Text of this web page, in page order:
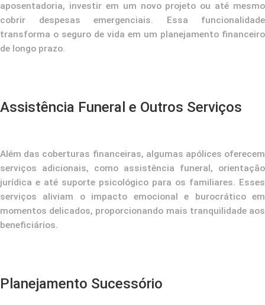
aposentadoria, investir em um novo projeto ou até mesmo
cobrir despesas emergenciais. Essa funcionalidade
transforma o seguro de vida em um planejamento financeiro
de longo prazo.
Assistência Funeral e Outros Serviços
Além das coberturas financeiras, algumas apólices oferecem
serviços adicionais, como assistência funeral, orientação
jurídica e até suporte psicológico para os familiares. Esses
serviços aliviam o impacto emocional e burocrático em
momentos delicados, proporcionando mais tranquilidade aos
beneficiários.
Planejamento Sucessório